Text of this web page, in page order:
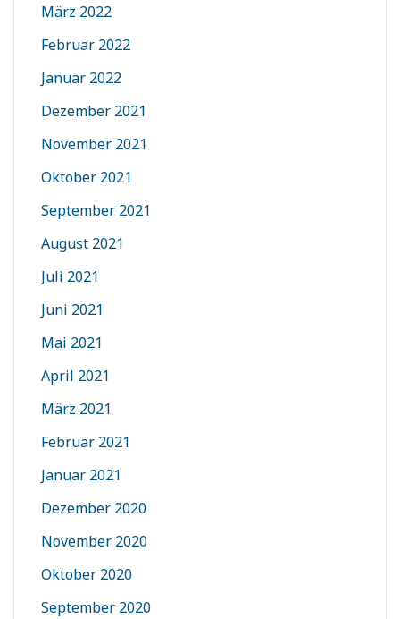
März 2022
Februar 2022
Januar 2022
Dezember 2021
November 2021
Oktober 2021
September 2021
August 2021
Juli 2021
Juni 2021
Mai 2021
April 2021
März 2021
Februar 2021
Januar 2021
Dezember 2020
November 2020
Oktober 2020
September 2020